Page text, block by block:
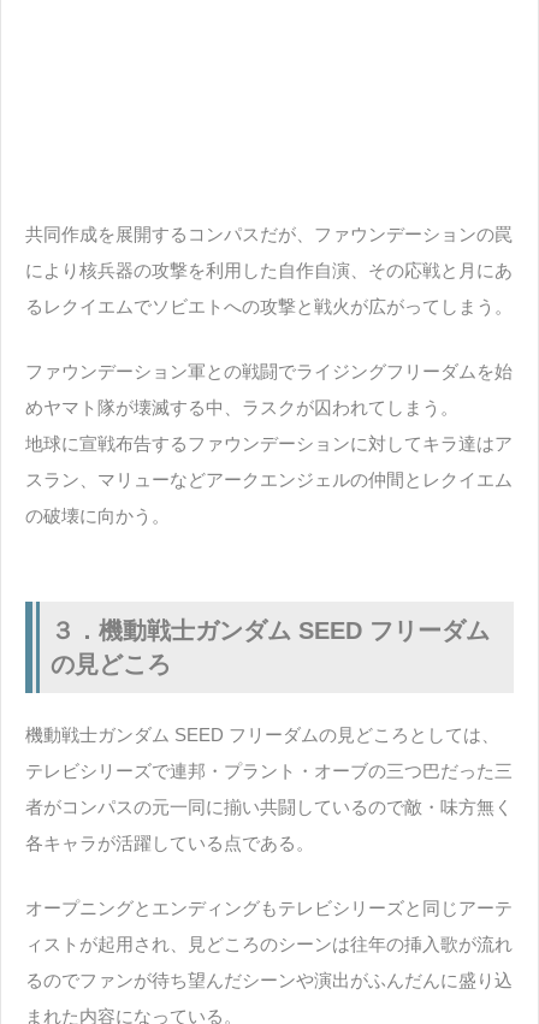
共同作成を展開するコンパスだが、ファウンデーションの罠
により核兵器の攻撃を利用した自作自演、その応戦と月にあ
るレクイエムでソビエトへの攻撃と戦火が広がってしまう。
ファウンデーション軍との戦闘でライジングフリーダムを始
めヤマト隊が壊滅する中、ラスクが囚われてしまう。
地球に宣戦布告するファウンデーションに対してキラ達はア
スラン、マリューなどアークエンジェルの仲間とレクイエム
の破壊に向かう。
３．機動戦士ガンダム SEED フリーダム
の見どころ
機動戦士ガンダム SEED フリーダムの見どころとしては、
テレビシリーズで連邦・プラント・オーブの三つ巴だった三
者がコンパスの元一同に揃い共闘しているので敵・味方無く
各キャラが活躍している点である。
オープニングとエンディングもテレビシリーズと同じアーテ
ィストが起用され、見どころのシーンは往年の挿入歌が流れ
るのでファンが待ち望んだシーンや演出がふんだんに盛り込
まれた内容になっている。